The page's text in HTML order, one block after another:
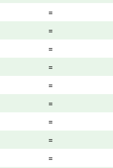
=
=
=
=
=
=
=
=
=